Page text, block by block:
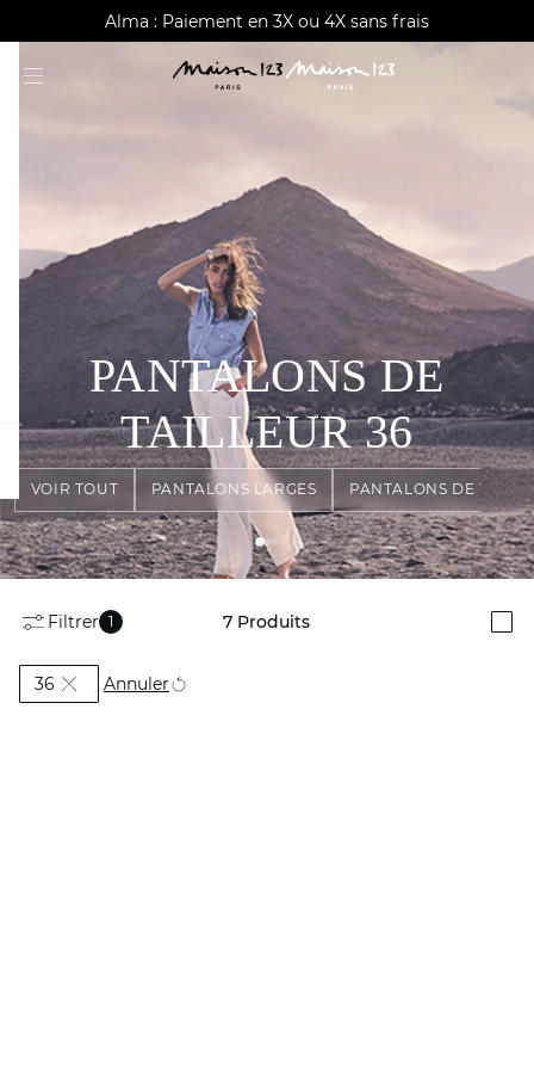
Livraison offerte à domicile dès 150€
AGUA : Découvrez notre nouvelle collection
Alma : Paiement en 3X ou 4X sans frais
VOIR TOUT
PANTALONS LARGES PANTALONS DE
PANTALONS DE
TAILLEUR36
Filtrer 1 7 Produits
36 Actuellement affiné par Taille: 36
Annuler